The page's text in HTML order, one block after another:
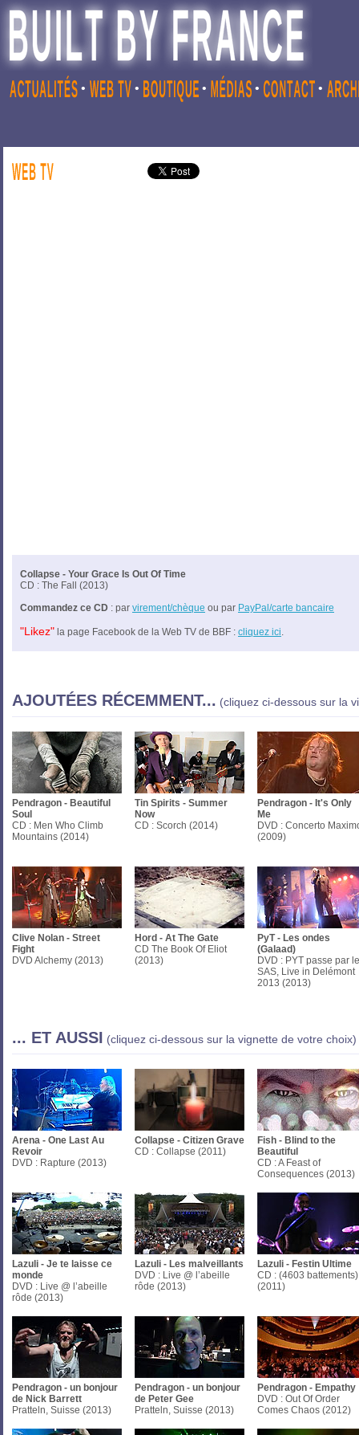
• • • • •
Collapse - Your Grace Is Out Of Time
CD : The Fall (2013)
Commandez ce CD : par virement/chèque ou par PayPal/carte bancaire
"Likez" la page Facebook de la Web TV de BBF : cliquez ici.
AJOUTÉES RÉCEMMENT... (cliquez ci-dessous sur la
Pendragon - Beautiful
Soul
CD : Men Who Climb
Mountains (2014)
Tin Spirits - Summer
Now
CD : Scorch (2014)
Pendragon - It's Only
Me
DVD : Concerto
(2009)
Clive Nolan - Street
Fight
DVD Alchemy (2013)
Hord - At The Gate
CD The Book Of Eliot
(2013)
PyT - Les ondes
(Galaad)
DVD : PYT passe par le
SAS, Live in Delémont
2013 (2013)
... ET AUSSI (cliquez ci-dessous sur la vignette de votre choix)
Arena - One Last Au
Revoir
DVD : Rapture (2013)
Collapse - Citizen Grave
CD : Collapse (2011)
Fish - Blind to the
Beautiful
CD : A Feast of
Consequences (2013)
Lazuli - Je te laisse ce
monde
DVD : Live @ l’abeille
rôde (2013)
Lazuli - Les malveillants
DVD : Live @ l’abeille
rôde (2013)
Lazuli - Festin Ultime
CD : (4603 battements)
(2011)
Pendragon - un bonjour
de Nick Barrett
Pratteln, Suisse (2013)
Pendragon - un bonjour
de Peter Gee
Pratteln, Suisse (2013)
Pendragon - Empathy
DVD : Out Of Order
Comes Chaos (2012)